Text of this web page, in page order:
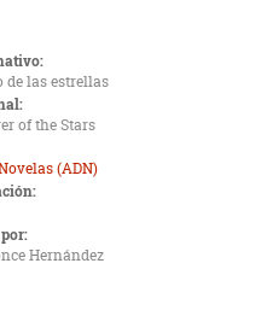
de las estrellas
of the Stars
(ADN)
Hernández